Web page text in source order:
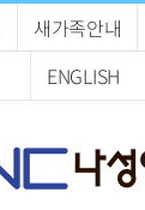
새가족안내
ENGLISH